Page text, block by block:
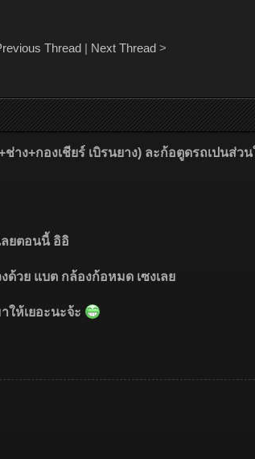
Thread| Next Thread>
ง+กองเชียร์ เบิรนยาง) ละก้อตูดรถเปนส่ว
ลยตอนนี้ อิอิ
ด้วย แบต กล้องก้อหมด เซงเลย
ให้เยอะนะจ้ะ